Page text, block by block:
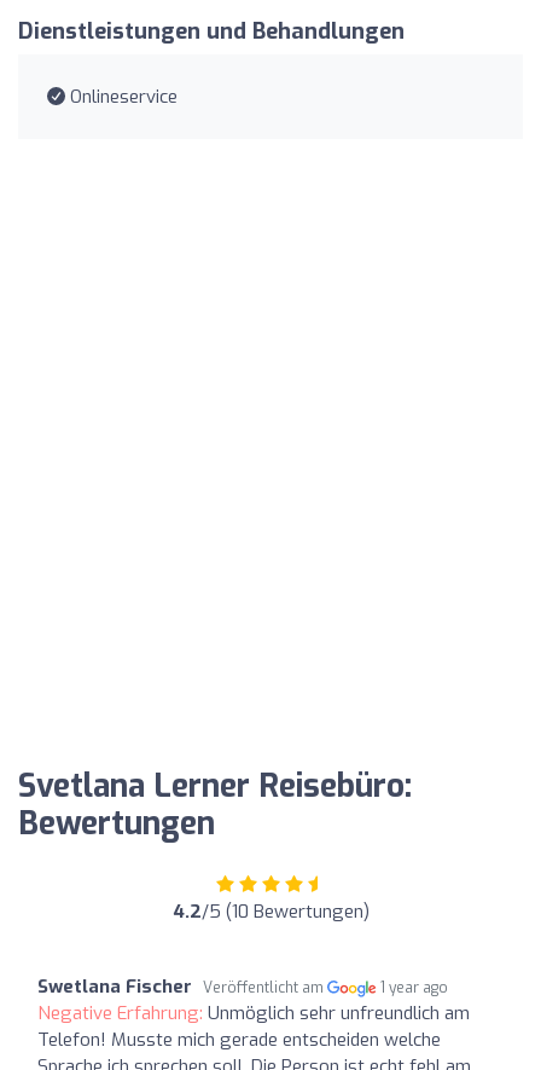
Dienstleistungen und Behandlungen
Onlineservice
Svetlana Lerner Reisebüro:
Bewertungen
4.2/5 (10 Bewertungen)
Swetlana Fischer Veröffentlicht am 1 year ago
Negative Erfahrung: Unmöglich sehr unfreundlich am
Telefon! Musste mich gerade entscheiden welche